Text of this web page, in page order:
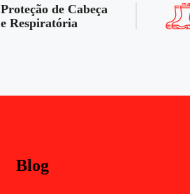
Proteção de Cabeça
e Respiratória
Blog